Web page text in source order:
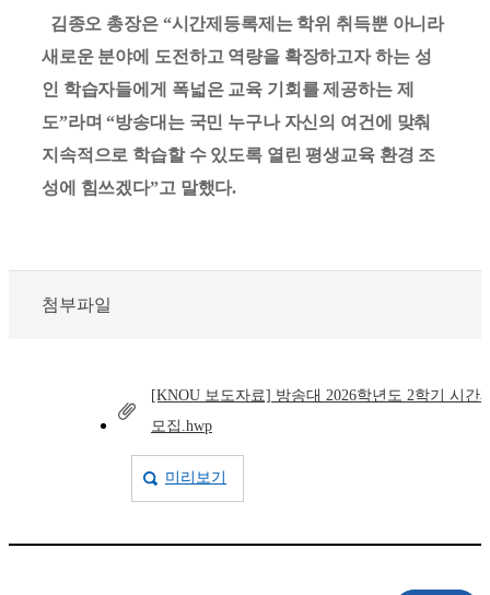
김종오 총장은 “시간제등록제는 학위 취득뿐 아니라
새로운 분야에 도전하고 역량을 확장하고자 하는 성
인 학습자들에게 폭넓은 교육 기회를 제공하는 제
도”라며 “방송대는 국민 누구나 자신의 여건에 맞춰
지속적으로 학습할 수 있도록 열린 평생교육 환경 조
성에 힘쓰겠다”고 말했다.
첨부파일
[KNOU 보도자료] 방송대 2026학년도 2학기 시간
모집.hwp
미리보기